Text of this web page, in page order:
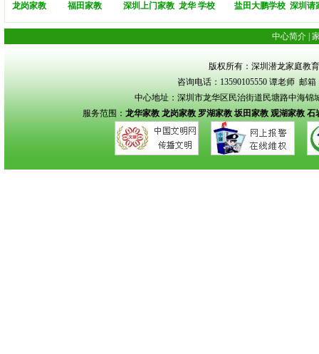
龙岗家教
福田家教 深圳上门家教 龙华 学校 盐田大鹏学校 深圳请
中心简介
版权所有：深圳潜龙家庭教育
咨询电话：13590105550 谭老师 邮
中心地址：深圳市龙华区民治街道民塘路中海锦
服务范围： 龙华家教 龙岗家教 罗湖家教 坂田家教 观湖家教 石